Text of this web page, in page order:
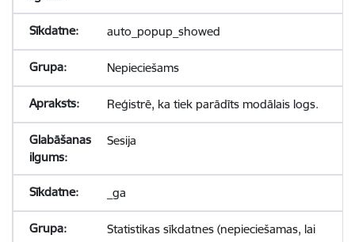
auto_popup_showed
Nepieciešams
Reģistrē, ka tiek parādīts modālais logs.
Sesija
_ga
Statistikas sīkdatnes (nepieciešamas, lai